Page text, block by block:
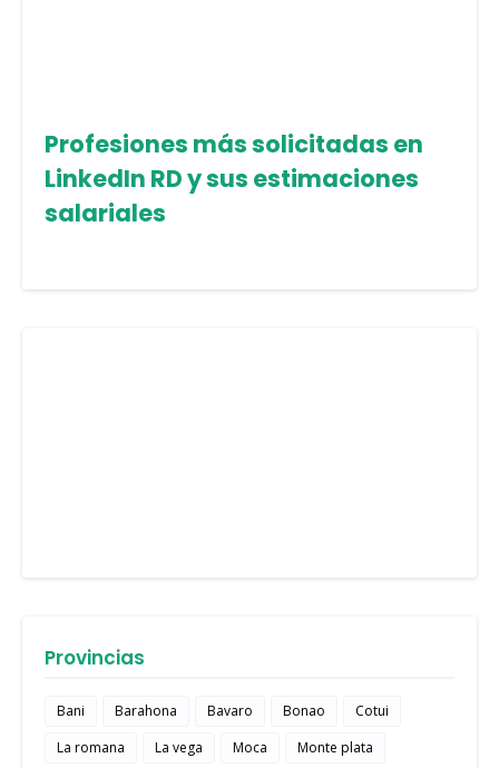
Profesiones más solicitadas en
LinkedIn RD y sus estimaciones
salariales
Provincias
Bani Barahona Bavaro Bonao
Cotui
La romana
La vega Moca Monte plata